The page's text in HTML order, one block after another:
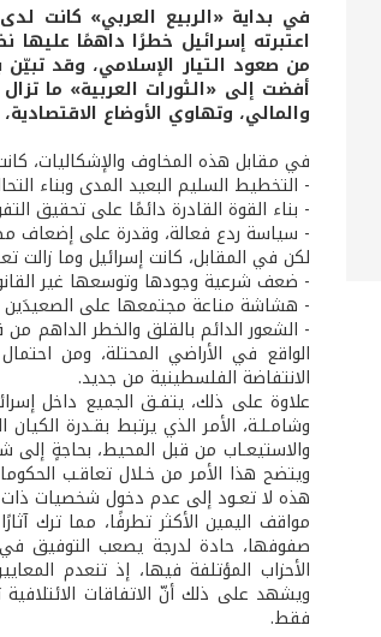
في بداية «الربيع العربي» كانت
اعتبرته إسرائيل خطرًا داهمًا
من صعود التيار الإسلامي، وقد
أفضت إلى «الثورات العربية» ما
والمالي، وتهاوي الأوضاع
في مقابل هذه المخاوف والإشكاليات،
- التخطيط السليم البعيد المدى وبناء
- بناء القوة القادرة دائمًا على تحقيق
- سياسة ردع فعالة، وقدرة على إضعاف
لكن في المقابل، كانت إسرائيل وما
- ضعف شرعية وجودها وتوسعها غير
- هشاشة مناعة مجتمعها على الصعيدَين
- الشعور الدائم بالقلق والخطر الداهم
الواقع في الأراضي المحتلة، ومن
الانتفاضة الفلسطينية من جديد.
علاوة على ذلك، يتفـق الجميع داخل
وشامـلـة، الأمر الذي يرتبط بقـدرة
والاستيعـاب من قبل المحيط، بحاجةٍ إلى
ويتضح هذا الأمر من خـلال تعاقـب
هذه لا تعـود إلى عدم دخول شخصيات ذات
مواقف اليمين الأكثر تطرفًا، مما ترك
صفوفها، حادة لدرجة يصعب التوفيق في
الأحزاب المؤتلفة فيها، إذ تنعدم
فقط.